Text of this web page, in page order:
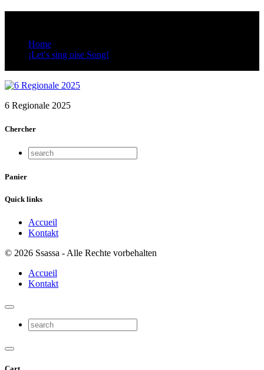
Home
¡Let′s sing oise Song!
6 Regionale 2025
Chercher
Panier
Quick links
Accueil
Kontakt
© 2026 Ssassa - Alle Rechte vorbehalten
Accueil
Kontakt